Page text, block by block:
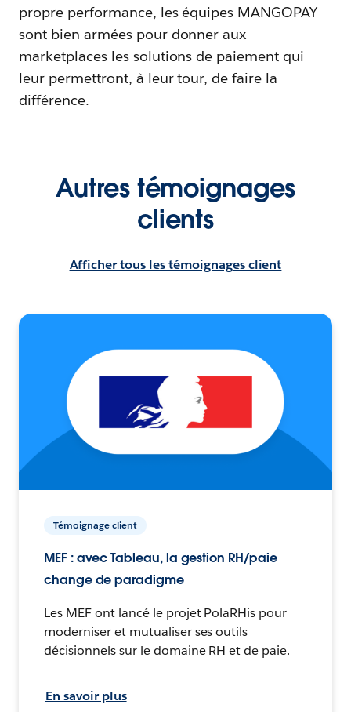
propre performance, les équipes MANGOPAY
sont bien armées pour donner aux
marketplaces les solutions de paiement qui
leur permettront, à leur tour, de faire la
différence.
Autres témoignages
clients
Témoignage client
MEF : avec Tableau, la gestion RH/paie
change de paradigme
Les MEF ont lancé le projet PolaRHis pour
moderniser et mutualiser ses outils
décisionnels sur le domaine RH et de paie.
En savoir plus
Afficher tous les témoignages client